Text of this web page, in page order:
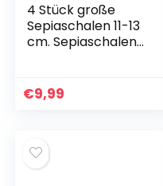
4 Stück große
Sepiaschalen 11-13
cm. Sepiaschalen
Bartagamen und
Schnecken.
Mineralstoffversor
gung
€9,99